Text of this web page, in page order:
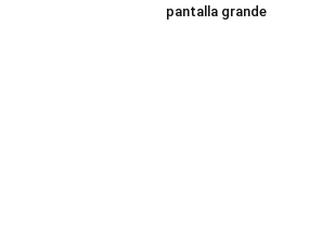
pantalla grande